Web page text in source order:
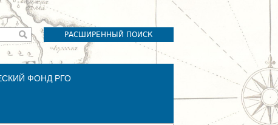
РАСШИРЕННЫЙ ПОИСК
ФОНД РГО